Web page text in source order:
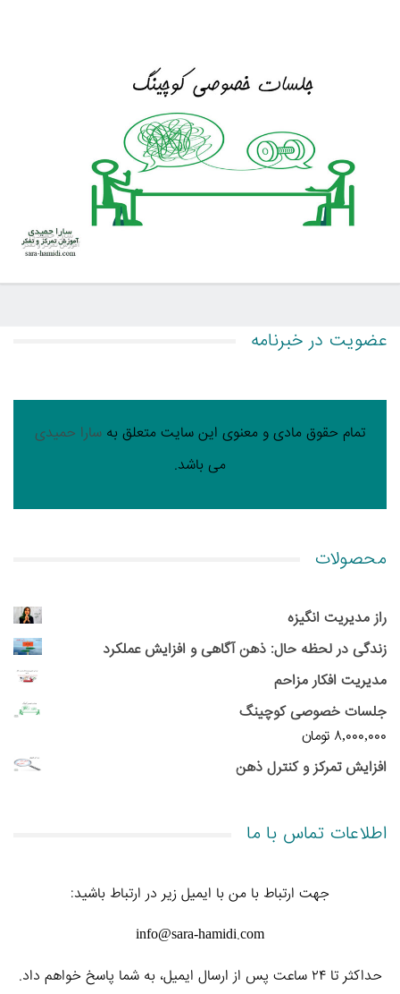
عضویت در خبرنامه
تمام حقوق مادی و معنوی این سایت متعلق به سارا حمیدی
می باشد.
محصولات
راز مدیریت انگیزه
زندگی در لحظه حال: ذهن آگاهی و افزایش عملکرد
مدیریت افکار مزاحم
جلسات خصوصی کوچینگ
۸,۰۰۰,۰۰۰ تومان
افزایش تمرکز و کنترل ذهن
اطلاعات تماس با ما
جهت ارتباط با من با ایمیل زیر در ارتباط باشید:
info@sara-hamidi.com
حداکثر تا ۲۴ ساعت پس از ارسال ایمیل، به شما پاسخ خواهم داد.